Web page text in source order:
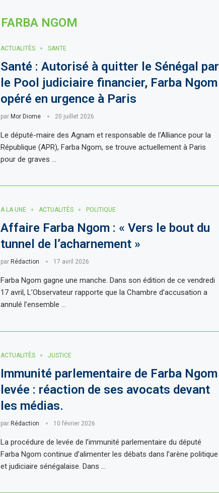
FARBA NGOM
ACTUALITÈS SANTE
Santé : Autorisé à quitter le Sénégal par
le Pool judiciaire financier, Farba Ngom
opéré en urgence à Paris
par Mor Diome 20 juillet 2026
Le député-maire des Agnam et responsable de l’Alliance pour la
République (APR), Farba Ngom, se trouve actuellement à Paris
pour de graves …
A LA UNE ACTUALITÈS POLITIQUE
Affaire Farba Ngom : « Vers le bout du
tunnel de l’acharnement »
par Rédaction 17 avril 2026
Farba Ngom gagne une manche. Dans son édition de ce vendredi
17 avril, L’Observateur rapporte que la Chambre d’accusation a
annulé l’ensemble …
ACTUALITÈS JUSTICE
Immunité parlementaire de Farba Ngom
levée : réaction de ses avocats devant
les médias.
par Rédaction 10 février 2026
La procédure de levée de l’immunité parlementaire du député
Farba Ngom continue d’alimenter les débats dans l’arène politique
et judiciaire sénégalaise. Dans …